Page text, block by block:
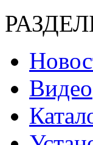
Видео